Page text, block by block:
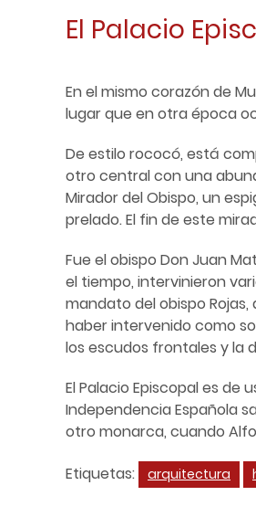
El Palacio
En el mismo corazón de
lugar que en otra época
De estilo rococó, está
otro central con una
Mirador del Obispo, un
prelado. El fin de este
Fue el obispo Don Juan
el tiempo, intervinieron
mandato del obispo
haber intervenido como
los escudos frontales y la
El Palacio Episcopal es
Independencia Española
otro monarca, cuando
Etiquetas:
arquitectura